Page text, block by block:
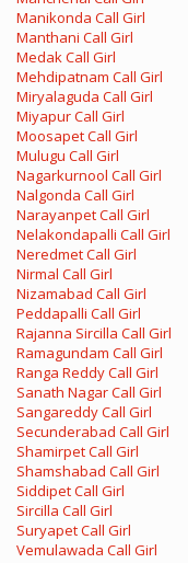
Manikonda Call Girl
Manthani Call Girl
Medak Call Girl
Mehdipatnam Call Girl
Miryalaguda Call Girl
Miyapur Call Girl
Moosapet Call Girl
Mulugu Call Girl
Nagarkurnool Call Girl
Nalgonda Call Girl
Narayanpet Call Girl
Nelakondapalli Call Girl
Neredmet Call Girl
Nirmal Call Girl
Nizamabad Call Girl
Peddapalli Call Girl
Rajanna Sircilla Call Girl
Ramagundam Call Girl
Ranga Reddy Call Girl
Sanath Nagar Call Girl
Sangareddy Call Girl
Secunderabad Call Girl
Shamirpet Call Girl
Shamshabad Call Girl
Siddipet Call Girl
Sircilla Call Girl
Suryapet Call Girl
Vemulawada Call Girl